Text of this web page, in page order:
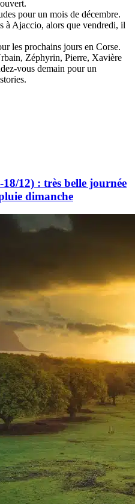
pour un mois de décembre.
à Ajaccio, alors que vendredi, il
les prochains jours en Corse.
Zéphyrin, Pierre, Xavière
vous demain pour un
12) : très belle journée
dimanche